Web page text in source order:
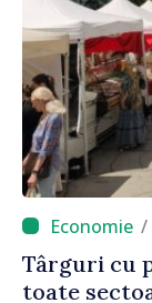
Târguri cu
toate